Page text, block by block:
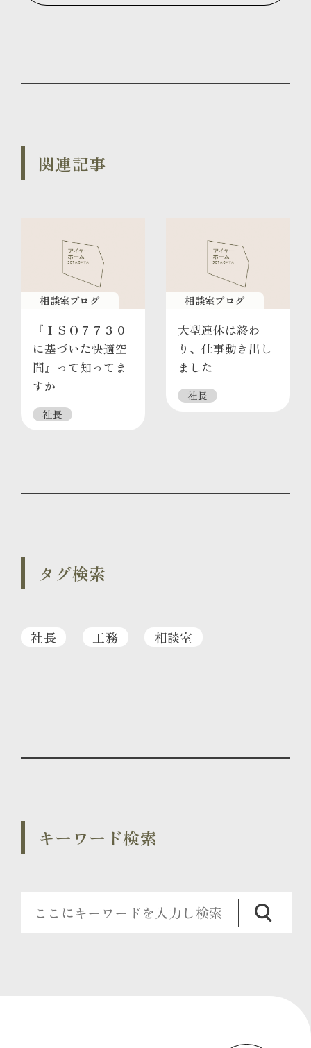
関連記事
相談室ブログ
『ＩＳＯ７７３０
に基づいた快適空
間』って知ってま
すか
社長
相談室ブログ
大型連休は終わ
り、仕事動き出し
ました
社長
タグ検索
社長 工務 相談室
キーワード検索